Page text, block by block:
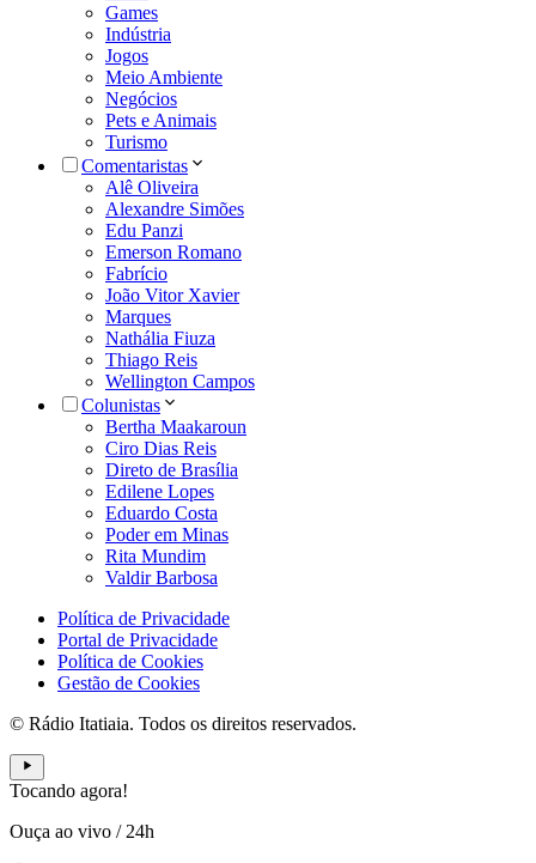
Games
Indústria
Jogos
Meio Ambiente
Negócios
Pets e Animais
Turismo
Comentaristas
Alê Oliveira
Alexandre Simões
Edu Panzi
Emerson Romano
Fabrício
João Vitor Xavier
Marques
Nathália Fiuza
Thiago Reis
Wellington Campos
Colunistas
Bertha Maakaroun
Ciro Dias Reis
Direto de Brasília
Edilene Lopes
Eduardo Costa
Poder em Minas
Rita Mundim
Valdir Barbosa
Política de Privacidade
Portal de Privacidade
Política de Cookies
Gestão de Cookies
© Rádio Itatiaia. Todos os direitos reservados.
Tocando agora!
Ouça ao vivo / 24h